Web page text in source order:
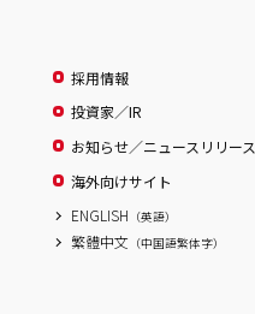
採用情報
投資家／IR
お知らせ／ニュースリリース
海外向けサイト
ENGLISH （英語）
繁體中文 （中国語繁体字）